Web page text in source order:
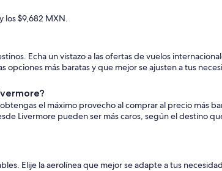
los $9,682 MXN.
Echa un vistazo a las ofertas de vuelos
más baratas y que mejor se ajusten a tus
el máximo provecho al comprar al precio más
Livermore pueden ser más caros, según el destino
Elije la aerolínea que mejor se adapte a tus